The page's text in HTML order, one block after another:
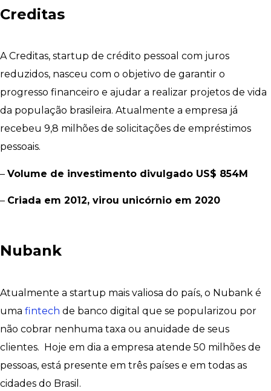
Creditas
A Creditas, startup de crédito pessoal com juros
reduzidos, nasceu com o objetivo de garantir o
progresso financeiro e ajudar a realizar projetos de vida
da população brasileira. Atualmente a empresa já
recebeu 9,8 milhões de solicitações de empréstimos
pessoais.
– Volume de investimento divulgado US$ 854M
– Criada em 2012, virou unicórnio em 2020
Nubank
Atualmente a startup mais valiosa do país, o Nubank é
uma fintech de banco digital que se popularizou por
não cobrar nenhuma taxa ou anuidade de seus
clientes. Hoje em dia a empresa atende 50 milhões de
pessoas, está presente em três países e em todas as
cidades do Brasil.